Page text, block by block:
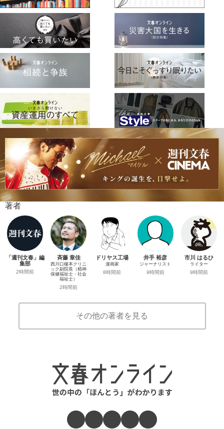
著者
「週刊文春」編
集部
2時間前
斉藤 章佳
西川口榎本クリニ
ック副院長（精神
保健福祉士・社会
福祉士）
2時間前
ドリヤス工場
漫画家
8時間前
井手 裕彦
ジャーナリスト
9時間前
市川 はるひ
ライター
9時間前
その他の著者を見る